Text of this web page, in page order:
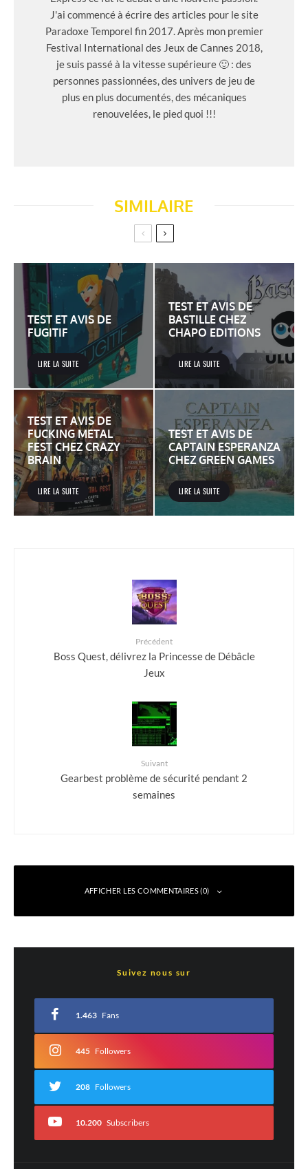
J'ai commencé à écrire des articles pour le site
Paradoxe Temporel fin 2017. Après mon premier
Festival International des Jeux de Cannes 2018,
je suis passé à la vitesse supérieure 🙂 : des
personnes passionnées, des univers de jeu de
plus en plus documentés, des mécaniques
renouvelées, le pied quoi !!!
SIMILAIRE
TEST ET AVIS DE
FUGITIF
LIRE LA SUITE
TEST ET AVIS DE
BASTILLE CHEZ
CHAPO EDITIONS
LIRE LA SUITE
TEST ET AVIS DE
FUCKING METAL
FEST CHEZ CRAZY
BRAIN
LIRE LA SUITE
TEST ET AVIS DE
CAPTAIN ESPERANZA
CHEZ GREEN GAMES
LIRE LA SUITE
Précédent
Boss Quest, délivrez la Princesse de Débâcle
Jeux
Suivant
Gearbest problème de sécurité pendant 2
semaines
AFFICHER LES COMMENTAIRES (0)
*
Commentaire*
Suivez nous sur
1.463 Fans
445 Followers
208 Followers
10.200 Subscribers